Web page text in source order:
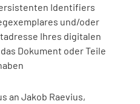
Identifiers
und/oder
Ihres digitalen
Dokument oder Teile
an Jakob Raevius,